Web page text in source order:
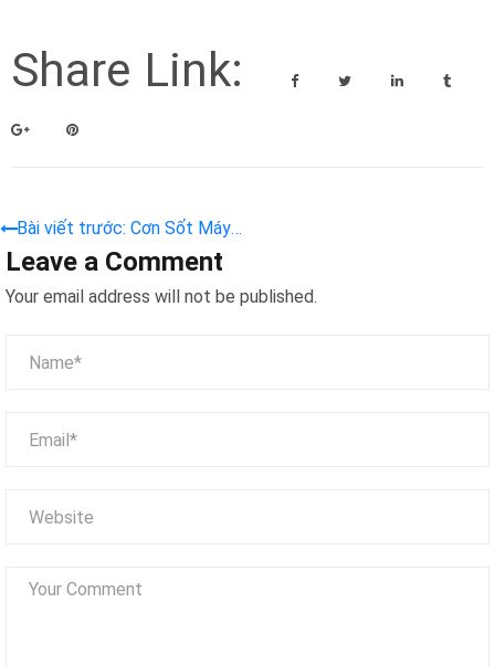
Share Link:
Bài viết trước: Cơn Sốt Máy
Gắp Thú Colorful Star 4: Vì
Sao Cộng Đồng “Baby Three”
Leave a Comment
Your email address will not be published.